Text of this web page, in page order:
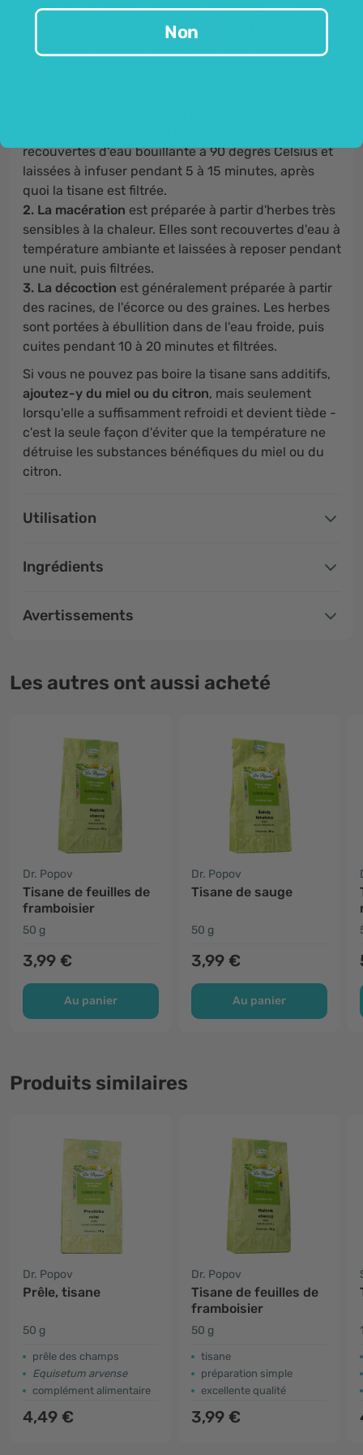
corrects sont particulièrement importants. La règle
d'or est qu'elles doivent toujours être préparées
fraîches et selon les instructions qui s'appliquent
recouvertes d'eau bouillante à 90 degrés Celsius et
laissées à infuser pendant 5 à 15 minutes, après
quoi la tisane est filtrée.
2. La macération est préparée à partir d'herbes très
sensibles à la chaleur. Elles sont recouvertes d'eau à
température ambiante et laissées à reposer pendant
une nuit, puis filtrées.
3. La décoction est généralement préparée à partir
des racines, de l'écorce ou des graines. Les herbes
sont portées à ébullition dans de l'eau froide, puis
cuites pendant 10 à 20 minutes et filtrées.
Si vous ne pouvez pas boire la tisane sans additifs,
ajoutez-y du miel ou du citron, mais seulement
lorsqu'elle a suffisamment refroidi et devient tiède -
c'est la seule façon d'éviter que la température ne
détruise les substances bénéfiques du miel ou du
citron.
Utilisation
Ingrédients
Avertissements
Les autres ont aussi acheté
Dr. Popov
Tisane de feuilles de
framboisier
50 g
3,99 €
Au panier
Dr. Popov
Tisane de sauge
50 g
3,99 €
Au panier
Produits similaires
Dr. Popov
Prêle, tisane
50 g
prêle des champs
Equisetum arvense
complément alimentaire
4,49 €
Dr. Popov
Tisane de feuilles de
framboisier
50 g
tisane
préparation simple
excellente qualité
3,99 €
Non